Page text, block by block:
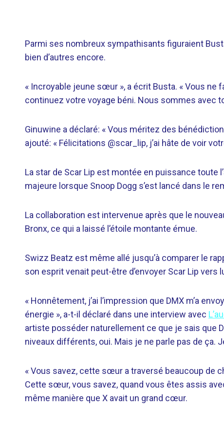
Parmi ses nombreux sympathisants figuraient
bien d’autres encore.
« Incroyable jeune sœur », a écrit Busta. « Vous
continuez votre voyage béni. Nous sommes avec
Ginuwine a déclaré: « Vous méritez des
ajouté: « Félicitations @scar_lip, j’ai hâte de voir
La star de Scar Lip est montée en puissance toute
majeure lorsque Snoop Dogg s’est lancé dans le
La collaboration est intervenue après que le
Bronx, ce qui a laissé l’étoile montante émue.
Swizz Beatz est même allé jusqu’à comparer le
son esprit venait peut-être d’envoyer Scar Lip vers
« Honnêtement, j’ai l’impression que DMX m’a
énergie », a-t-il déclaré dans une interview avec
artiste posséder naturellement ce que je sais que
niveaux différents, oui. Mais je ne parle pas de ça.
« Vous savez, cette sœur a traversé beaucoup de
Cette sœur, vous savez, quand vous êtes assis
même manière que X avait un grand cœur.